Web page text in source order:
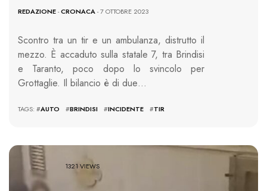
REDAZIONE-CRONACA- 7 OTTOBRE 2023
Scontro tra un tir e un ambulanza, distrutto il
mezzo. È accaduto sulla statale 7, tra Brindisi
e Taranto, poco dopo lo svincolo per
Grottaglie. Il bilancio è di due…
TAGS: #AUTO #BRINDISI #INCIDENTE #TIR
1321 VIEWS